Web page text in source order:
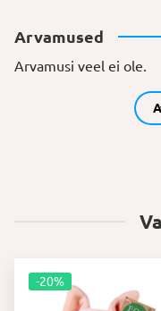
Arvamused
Arvamusi veel ei ole.
-20%